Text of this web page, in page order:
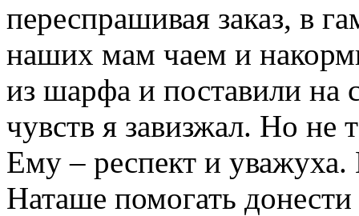
переспрашивая заказ, в
наших мам чаем и
из шарфа и поставили на
чувств я завизжал. Но не
Ему – респект и
Наташе помогать донести